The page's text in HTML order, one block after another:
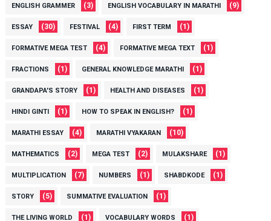
ENGLISH GRAMMER (3) ENGLISH VOCABULARY IN MARATHI (9)
ESSAY (30) FESTIVAL (4) FIRST TERM (1)
FORMATIVE MEGA TEST (4) FORMATIVE MEGA TEXT (1)
FRACTIONS (1) GENERAL KNOWLEDGE MARATHI (1)
GRANDAPA'S STORY (1) HEALTH AND DISEASES (1)
HINDI GINTI (1) HOW TO SPEAK IN ENGLISH? (1)
MARATHI ESSAY (4) MARATHI VYAKARAN (10)
MATHEMATICS (2) MEGA TEST (2) MULAKSHARE (1)
MULTIPLICATION (7) NUMBERS (1) SHABDKODE (1)
STORY (5) SUMMATIVE EVALUATION (1)
THE LIVING WORLD (1) VOCABULARY WORDS (1)